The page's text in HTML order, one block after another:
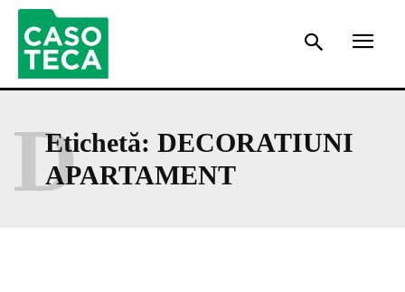
Etichetă: DECORATIUNI
APARTAMENT
D